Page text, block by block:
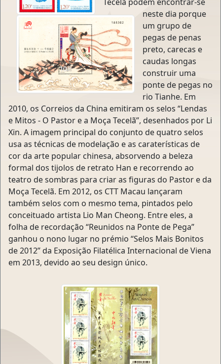
neste dia porque
um grupo de
pegas de penas
preto, carecas e
caudas longas
construir uma
ponte de pegas no
rio Tianhe. Em
2010, os Correios da China emitiram os selos “Lendas
e Mitos - O Pastor e a Moça Tecelã”, desenhados por Li
Xin. A imagem principal do conjunto de quatro selos
usa as técnicas de modelação e as caraterísticas de
cor da arte popular chinesa, absorvendo a beleza
formal dos tijolos de retrato Han e recorrendo ao
teatro de sombras para criar as figuras do Pastor e da
Moça Tecelã. Em 2012, os CTT Macau lançaram
também selos com o mesmo tema, pintados pelo
conceituado artista Lio Man Cheong. Entre eles, a
folha de recordação “Reunidos na Ponte de Pega”
ganhou o nono lugar no prémio “Selos Mais Bonitos
de 2012” da Exposição Filatélica Internacional de Viena
em 2013, devido ao seu design único.